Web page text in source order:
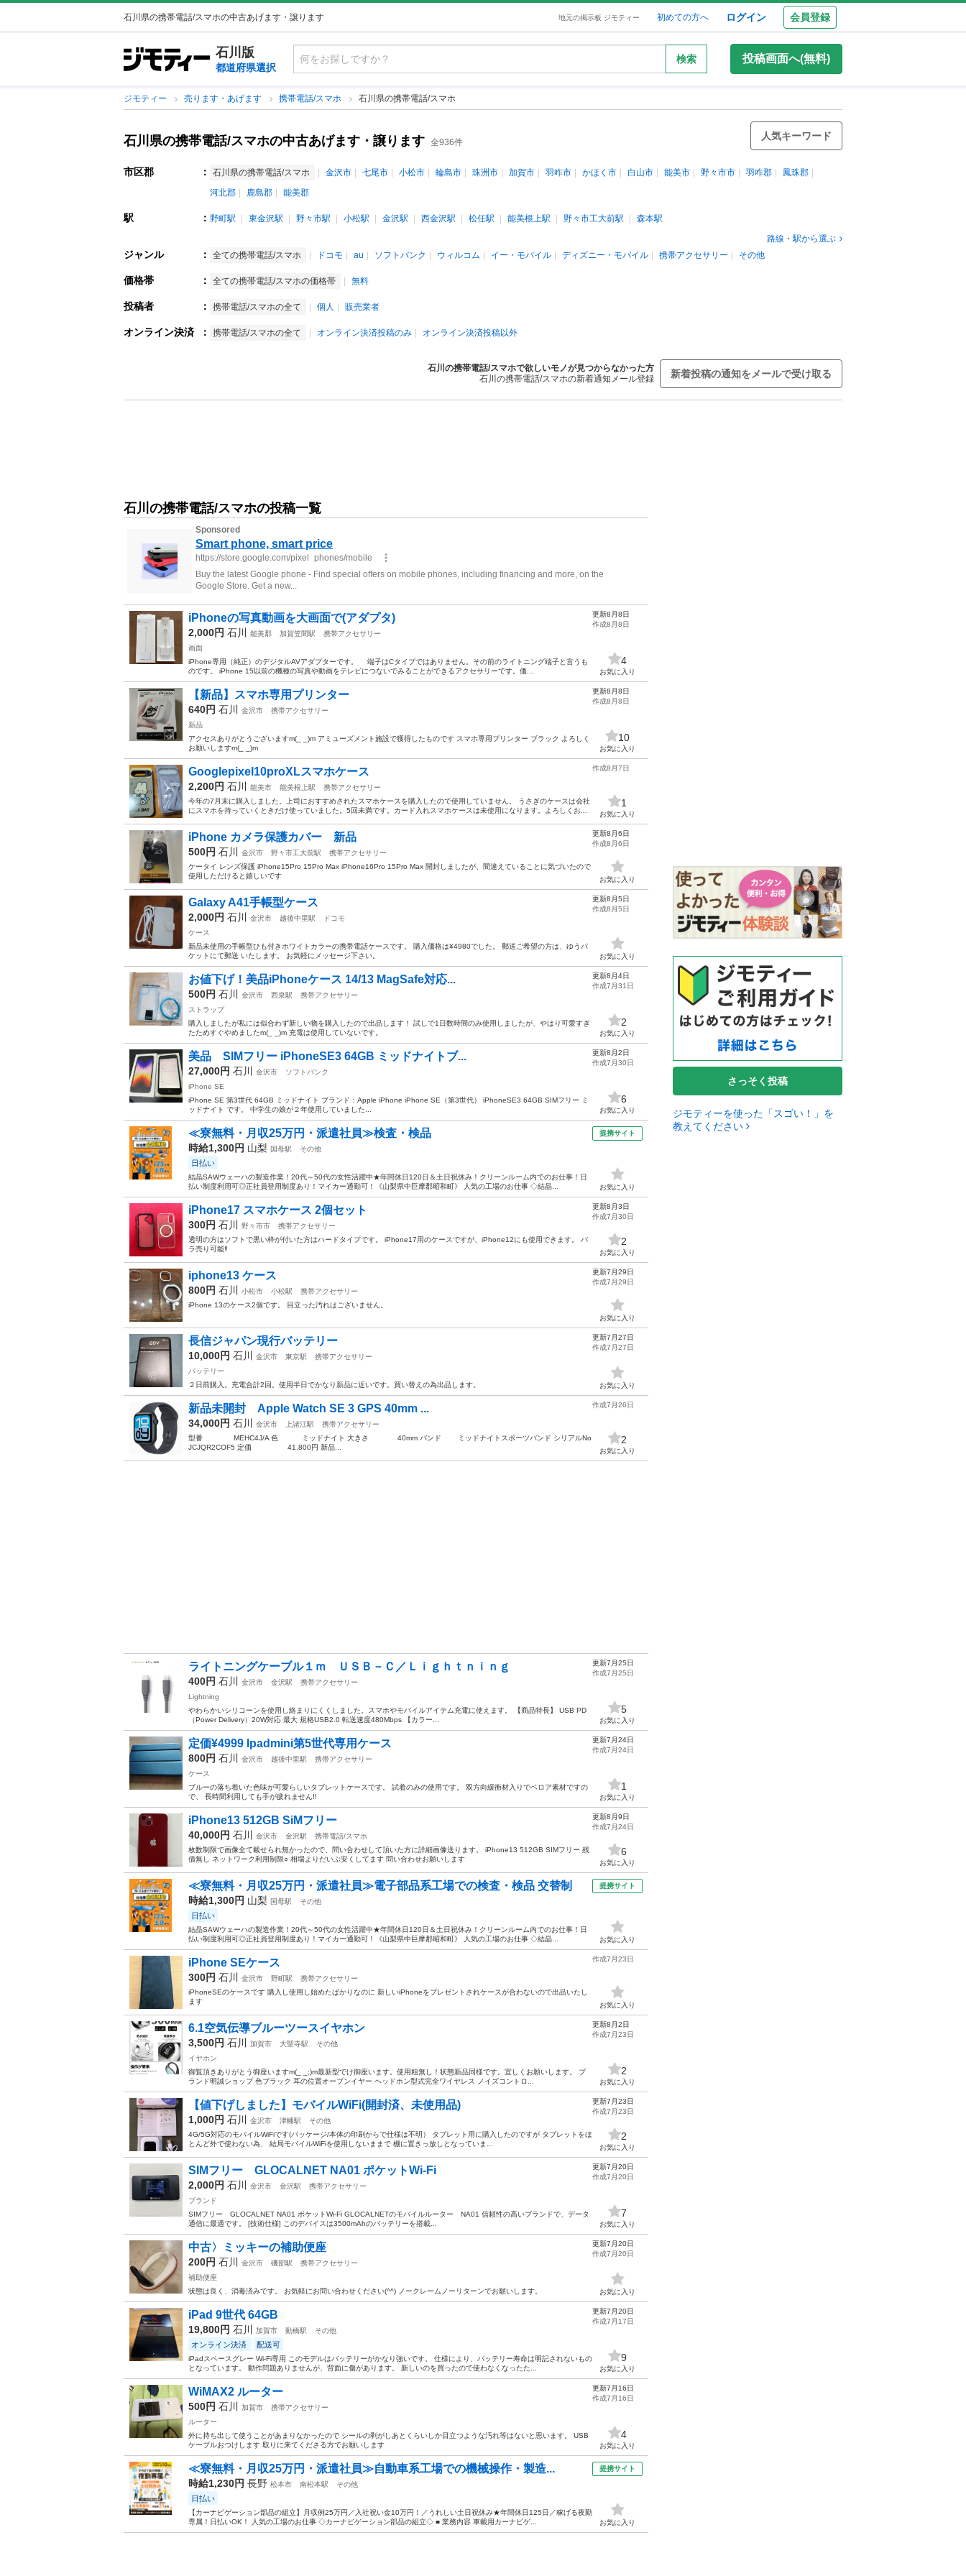
石川県の携帯電話/スマホの中古あげます・譲ります 地元の掲示板 ジモティー 初めての方へ ログイン 会員登録
石川版
都道府県選択
検索 投稿画面へ(無料)
ジモティー 売ります・あげます 携帯電話/スマホ 石川県の携帯電話/スマホ
石川県の携帯電話/スマホの中古あげます・譲ります 全936件
人気キーワード
市区郡 ： 石川県の携帯電話/スマホ 金沢市 七尾市 小松市 輪島市 珠洲市 加賀市 羽咋市 かほく市 白山市 能美市 野々市市 羽咋郡
鳳珠郡
河北郡
鹿島郡 能美郡
駅 ： 野町駅 東金沢駅 野々市駅 小松駅 金沢駅 西金沢駅 松任駅 能美根上駅 野々市工大前駅
森本駅
路線・駅から選ぶ
ジャンル ： 全ての携帯電話/スマホ ドコモ au ソフトバンク ウィルコム イー・モバイル ディズニー・モバイル 携帯アクセサリー その他
価格帯 ： 全ての携帯電話/スマホの価格帯 無料
投稿者 ： 携帯電話/スマホの全て 個人 販売業者
オンライン決済 ： 携帯電話/スマホの全て オンライン決済投稿のみ オンライン決済投稿以外
石川の携帯電話/スマホで欲しいモノが見つからなかった方
石川の携帯電話/スマホの新着通知メール登録
新着投稿の通知をメールで受け取る
石川の携帯電話/スマホの投稿一覧
iPhoneの写真動画を大画面で(アダプタ)
2,000円 石川 能美郡 加賀笠間駅
携帯アクセサリー
画面
iPhone専用（純正）のデジタルAVアダプターです。 端子はCタイプではありません。その前のライトニング端子と言うも
のです。 iPhone 15以前の機種の写真や動画をテレビにつないでみることができるアクセサリーです。価...
更新8月8日
作成8月8日
4
お気に入り
【新品】スマホ専用プリンター
640円 石川 金沢市
携帯アクセサリー
新品
アクセスありがとうございますm(_ _)m アミューズメント施設で獲得したものです スマホ専用プリンター ブラック よろしく
お願いしますm(_ _)m
更新8月8日
作成8月8日
10
お気に入り
Googlepixel10proXLスマホケース
2,200円 石川 能美市 能美根上駅
携帯アクセサリー
今年の7月末に購入しました。上司におすすめされたスマホケースを購入したので使用していません。 うさぎのケースは会社
にスマホを持っていくときだけ使っていました。5回未満です。カード入れスマホケースは未使用になります。よろしくお...
作成8月7日
1
お気に入り
iPhone カメラ保護カバー 新品
500円 石川 金沢市 野々市工大前駅
携帯アクセサリー
ケータイ レンズ保護 iPhone15Pro 15Pro Max iPhone16Pro 15Pro Max 開封しましたが、間違えていることに気づいたので
使用しただけると嬉しいです
更新8月6日
作成8月6日
お気に入り
Galaxy A41手帳型ケース
2,000円 石川 金沢市 越後中里駅
ドコモ
ケース
新品未使用の手帳型ひも付きホワイトカラーの携帯電話ケースです。 購入価格は¥4980でした。 郵送ご希望の方は、ゆうパ
ケットにて郵送 いたします。 お気軽にメッセージ下さい。
更新8月5日
作成8月5日
お気に入り
お値下げ！美品iPhoneケース 14/13 MagSafe対応...
500円 石川 金沢市 西泉駅
携帯アクセサリー
ストラップ
購入しましたが私には似合わず新しい物を購入したので出品します！ 試しで1日数時間のみ使用しましたが、やはり可愛すぎ
たためすぐやめましたm(_ _)m 充電は使用していないです。
更新8月4日
作成7月31日
2
お気に入り
美品 SIMフリー iPhoneSE3 64GB ミッドナイトブ...
27,000円 石川 金沢市
ソフトバンク
iPhone SE
iPhone SE 第3世代 64GB ミッドナイト ブランド：Apple iPhone iPhone SE（第3世代） iPhoneSE3 64GB SIMフリー ミ
ッドナイト です。 中学生の娘が２年使用していました...
更新8月2日
作成7月30日
6
お気に入り
≪寮無料・月収25万円・派遣社員≫検査・検品
時給1,300円 山梨 国母駅 その他
日払い
結晶SAWウェーハの製造作業！20代～50代の女性活躍中★年間休日120日＆土日祝休み！クリーンルーム内でのお仕事！日
払い制度利用可◎正社員登用制度あり！マイカー通勤可！《山梨県中巨摩郡昭和町》 人気の工場のお仕事 ◇結晶...
提携サイト
お気に入り
iPhone17 スマホケース 2個セット
300円 石川 野々市市
携帯アクセサリー
透明の方はソフトで黒い枠が付いた方はハードタイプです。 iPhone17用のケースですが、iPhone12にも使用できます。 バ
ラ売り可能‼️
更新8月3日
作成7月30日
2
お気に入り
iphone13 ケース
800円 石川 小松市 小松駅
携帯アクセサリー
iPhone 13のケース2個です。 目立った汚れはございません。
更新7月29日
作成7月29日
お気に入り
長信ジャパン現行バッテリー
10,000円 石川 金沢市 東京駅
携帯アクセサリー
バッテリー
２日前購入。充電合計2回。使用半日でかなり新品に近いです。買い替えの為出品します。
更新7月27日
作成7月27日
お気に入り
新品未開封 Apple Watch SE 3 GPS 40mm ...
34,000円 石川 金沢市 上諸江駅
携帯アクセサリー
型番 MEHC4J/A 色 ミッドナイト 大きさ 40mm バンド ミッドナイトスポーツバンド シリアルNo
JCJQR2COF5 定価 41,800円 新品...
作成7月26日
2
お気に入り
ライトニングケーブル１ｍ ＵＳＢ－Ｃ／Ｌｉｇｈｔｎｉｎｇ
400円 石川 金沢市 金沢駅
携帯アクセサリー
Lightning
やわらかいシリコーンを使用し絡まりにくくしました。スマホやモバイルアイテム充電に使えます。 【商品特長】 USB PD
（Power Delivery）20W対応 最大 規格USB2.0 転送速度480Mbps 【カラー...
更新7月25日
作成7月25日
5
お気に入り
定価¥4999 Ipadmini第5世代専用ケース
800円 石川 金沢市 越後中里駅
携帯アクセサリー
ケース
ブルーの落ち着いた色味が可愛らしいタブレットケースです。 試着のみの使用です。 双方向緩衝材入りでベロア素材ですの
で、 長時間利用しても手が疲れません!!
更新7月24日
作成7月24日
1
お気に入り
iPhone13 512GB SiMフリー
40,000円 石川 金沢市 金沢駅
携帯電話/スマホ
枚数制限で画像全て載せられ無かったので、問い合わせして頂いた方に詳細画像送ります。 iPhone13 512GB SIMフリー 残
債無し ネットワーク利用制限○ 相場よりだいぶ安くしてます 問い合わせお願いします
更新8月9日
作成7月24日
6
お気に入り
≪寮無料・月収25万円・派遣社員≫電子部品系工場での検査・検品 交替制
時給1,300円 山梨 国母駅 その他
日払い
結晶SAWウェーハの製造作業！20代～50代の女性活躍中★年間休日120日＆土日祝休み！クリーンルーム内でのお仕事！日
払い制度利用可◎正社員登用制度あり！マイカー通勤可！《山梨県中巨摩郡昭和町》 人気の工場のお仕事 ◇結晶...
提携サイト
お気に入り
iPhone SEケース
300円 石川 金沢市 野町駅
携帯アクセサリー
iPhoneSEのケースです 購入し使用し始めたばかりなのに 新しいiPhoneをプレゼントされケースが合わないので出品いたし
ます
作成7月23日
お気に入り
6.1空気伝導ブルーツースイヤホン
3,500円 石川 加賀市 大聖寺駅
その他
イヤホン
御覧頂きありがとう御座いますm(_ _;)m最新型でけ御座います。使用粗無し！状態新品同様です。宜しくお願いします。 ブ
ランド明誠ショップ 色ブラック 耳の位置オープンイヤー ヘッドホン型式完全ワイヤレス ノイズコントロ...
更新8月2日
作成7月23日
2
お気に入り
【値下げしました】モバイルWiFi(開封済、未使用品)
1,000円 石川 金沢市 津幡駅
その他
4G/5G対応のモバイルWiFiです(パッケージ/本体の印刷からで仕様は不明） タブレット用に購入したのですが タブレットをほ
とんど外で使わない為、 結局モバイルWiFiを使用しないままで 棚に置きっ放しとなっていま...
更新7月23日
作成7月23日
2
お気に入り
SIMフリー GLOCALNET NA01 ポケットWi-Fi
2,000円 石川 金沢市 金沢駅
携帯アクセサリー
ブランド
SIMフリー GLOCALNET NA01 ポケットWi-Fi GLOCALNETのモバイルルーター NA01 信頼性の高いブランドで、データ
通信に最適です。 [技術仕様] このデバイスは3500mAhのバッテリーを搭載...
更新7月20日
作成7月20日
7
お気に入り
中古〉ミッキーの補助便座
200円 石川 金沢市 磯部駅
携帯アクセサリー
補助便座
状態は良く、消毒済みです。 お気軽にお問い合わせください(^^) ノークレームノーリターンでお願いします。
更新7月20日
作成7月20日
お気に入り
iPad 9世代 64GB
19,800円 石川 加賀市 動橋駅 その他
オンライン決済 配送可
iPadスペースグレー Wi-Fi専用 このモデルはバッテリーがかなり強いです。 仕様により、バッテリー寿命は明記されないもの
となっています。 動作問題ありませんが、背面に傷があります。 新しいのを買ったので使わなくなったた...
更新7月20日
作成7月17日
9
お気に入り
WiMAX2 ルーター
500円 石川 加賀市
携帯アクセサリー
ルーター
外に持ち出して使うことがあまりなかったので シールの剥がしあとくらいしか目立つような汚れ等はないと思います。 USB
ケーブルおつけします 取りに来てくださる方でお願いします
更新7月16日
作成7月16日
4
お気に入り
≪寮無料・月収25万円・派遣社員≫自動車系工場での機械操作・製造...
時給1,230円 長野 松本市 南松本駅 その他
日払い
【カーナビゲーション部品の組立】月収例25万円／入社祝い金10万円！／うれしい土日祝休み★年間休日125日／稼げる夜勤
専属！日払いOK！ 人気の工場のお仕事 ◇カーナビゲーション部品の組立◇ ■ 業務内容 車載用カーナビゲ...
提携サイト
お気に入り
さっそく投稿
ジモティーを使った「スゴい！」を
教えてください